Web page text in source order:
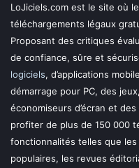
LoJiciels.com est le site où
téléchargements légaux
Proposant des critiques
de confiance, sûre et
logiciels, d’applications
démarrage pour PC, des
économiseurs d’écran et
profiter de plus de 150 000
fonctionnalités telles que
populaires, les revues